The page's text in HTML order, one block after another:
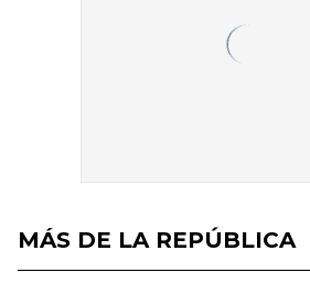
MÁS DE LA REPÚBLICA